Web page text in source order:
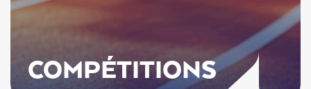
COMPÉTITIONS